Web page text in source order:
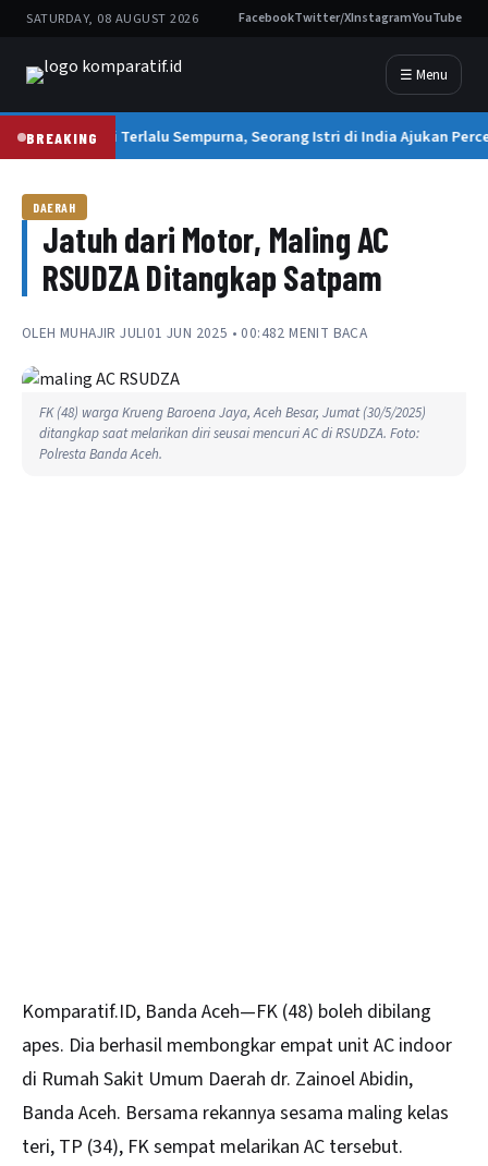
SATURDAY, 08 AUGUST 2026 FacebookTwitter/XInstagramYouTube
☰ Menu
BREAKINGSuami Terlalu Sempurna, Seorang Istri di India Ajukan
DAERAH
Jatuh dari Motor, Maling AC
RSUDZA Ditangkap Satpam
OLEH MUHAJIR JULI01 JUN 2025 • 00:482 MENIT BACA
FK (48) warga Krueng Baroena Jaya, Aceh Besar, Jumat (30/5/2025)
ditangkap saat melarikan diri seusai mencuri AC di RSUDZA. Foto:
Polresta Banda Aceh.
Komparatif.ID, Banda Aceh—FK (48) boleh dibilang
apes. Dia berhasil membongkar empat unit AC indoor
di Rumah Sakit Umum Daerah dr. Zainoel Abidin,
Banda Aceh. Bersama rekannya sesama maling kelas
teri, TP (34), FK sempat melarikan AC tersebut.